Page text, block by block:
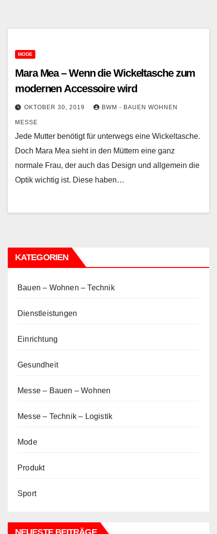
MODE
Mara Mea – Wenn die Wickeltasche zum
modernen Accessoire wird
OKTOBER 30, 2019 BWM - BAUEN WOHNEN
MESSE
Jede Mutter benötigt für unterwegs eine Wickeltasche.
Doch Mara Mea sieht in den Müttern eine ganz
normale Frau, der auch das Design und allgemein die
Optik wichtig ist. Diese haben…
KATEGORIEN
Bauen – Wohnen – Technik
Dienstleistungen
Einrichtung
Gesundheit
Messe – Bauen – Wohnen
Messe – Technik – Logistik
Mode
Produkt
Sport
NEUESTE BEITRÄGE